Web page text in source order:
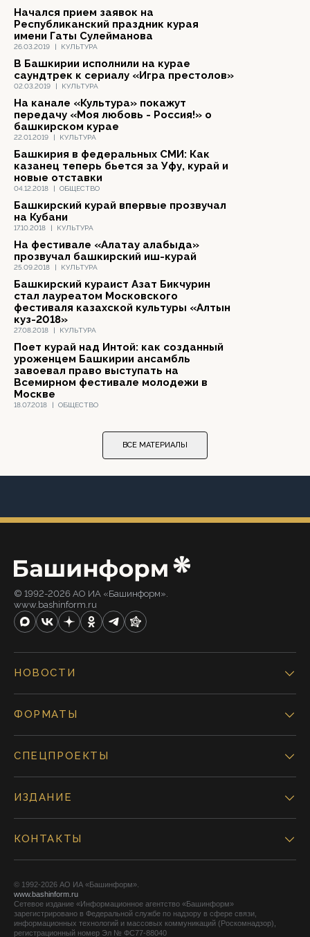
26.03.2019 | КУЛЬТУРА
Начался прием заявок на
Республиканский праздник курая
имени Гаты Сулейманова
02.03.2019 | КУЛЬТУРА
В Башкирии исполнили на курае
саундтрек к сериалу «Игра престолов»
22.01.2019 | КУЛЬТУРА
На канале «Культура» покажут
передачу «Моя любовь - Россия!» о
башкирском курае
04.12.2018 | ОБЩЕСТВО
Башкирия в федеральных СМИ: Как
казанец теперь бьется за Уфу, курай и
новые отставки
17.10.2018 | КУЛЬТУРА
Башкирский курай впервые прозвучал
на Кубани
25.09.2018 | КУЛЬТУРА
На фестивале «Алатау алабыңда»
прозвучал башкирский иш-курай
27.08.2018 | КУЛЬТУРА
Башкирский кураист Азат Бикчурин
стал лауреатом Московского
фестиваля казахской культуры «Алтын
куз-2018»
18.07.2018 | ОБЩЕСТВО
Поет курай над Интой: как созданный
уроженцем Башкирии ансамбль
завоевал право выступать на
Всемирном фестивале молодежи в
Москве
ВСЕ МАТЕРИАЛЫ
© 1992-2026 АО ИА «Башинформ».
www.bashinform.ru
НОВОСТИ
ФОРМАТЫ
СПЕЦПРОЕКТЫ
ИЗДАНИЕ
КОНТАКТЫ
© 1992-2026 АО ИА «Башинформ».
www.bashinform.ru
Сетевое издание «Информационное агентство «Башинформ»
зарегистрировано в Федеральной службе по надзору в сфере связи,
информационных технологий и массовых коммуникаций (Роскомнадзор),
регистрационный номер Эл № ФС77-88040